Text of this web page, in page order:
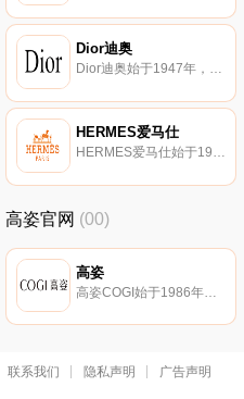
Dior迪奥
Dior迪奥始于1947年，法国著名时尚消费品牌，隶属LVMH路易威登集团旗下。迪奥享誉全球的奢侈品品牌，华贵与高雅的代名词，时装、珠宝手表、香水、彩妆、护肤领域典范。
HERMES爱马仕
HERMES爱马仕始于1921年意大利，全球著名奢华精品品牌，其以高品质和精湛的意大利工艺闻名于世。爱马仕主打经典鞋履、奢华手袋、高档香水、珠宝手表、皮革制品。爱马仕以生产丝巾和领带而著名，其KELLY包、BIRKIN包、丝巾和领带等经典设计享誉国际产品
高姿官网 (00)
高姿
高姿COGI始于1986年香港，立白集团旗下，致力于东方女性肌肤的美白研究，集美白护肤产品的的研发、生产、经营于一体的企业。
联系我们 隐私声明 广告声明